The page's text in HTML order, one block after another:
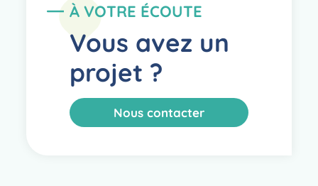
À VOTRE ÉCOUTE
Vous avez un
projet ?
Nous contacter